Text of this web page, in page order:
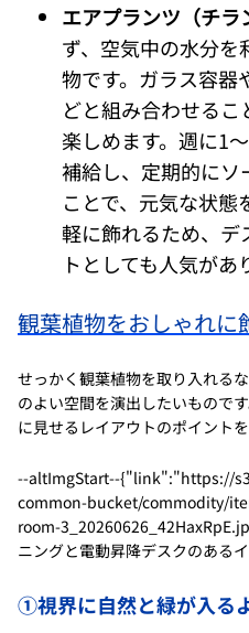
エアプランツ（チラ
ず、空気中の水分を
物です。ガラス容器
どと組み合わせるこ
楽しめます。週に1
補給し、定期的にソ
ことで、元気な状
軽に飾れるため、デ
トとしても人気があ
観葉植物をおしゃれに
せっかく観葉植物を取り入れる
のよい空間を演出したいもので
に見せるレイアウトのポイントを
--altImgStart--{"link":"https://
common-bucket/commodity/
room-
ニングと電動昇降デスクのある
①視界に自然と緑が入る